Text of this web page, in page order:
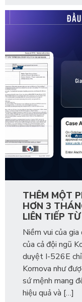
THÊM MỘT
HƠN 3
LIÊN TIẾP
Niềm vui của gia
của cả đội ngũ
duyệt I-526E
Kornova như
sứ mệnh mang
hiệu quả và […]